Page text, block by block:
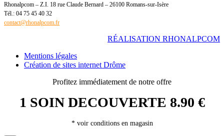
Rhonalpcom – Z.I. 18 rue Claude Bernard – 26100 Romans-sur-Isère
Tél.: 04 75 45 40 32
contact@rhonalpcom.fr
RÉALISATION RHONALPCOM
Mentions légales
Création de sites internet Drôme
Profitez immédiatement de notre offre
1 SOIN DECOUVERTE 8.90 €
* voir conditions en magasin